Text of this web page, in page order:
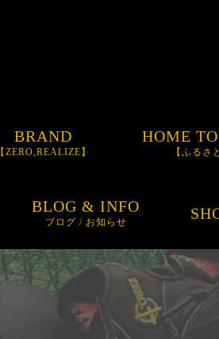
BRAND
【ZERO,REALIZE】
ORDER GLOVE
ORDER SPIKE
HOME
【ふるさ
BLOG & INFO
ブログ / お知らせ
お知らせ
BLOG ITEM